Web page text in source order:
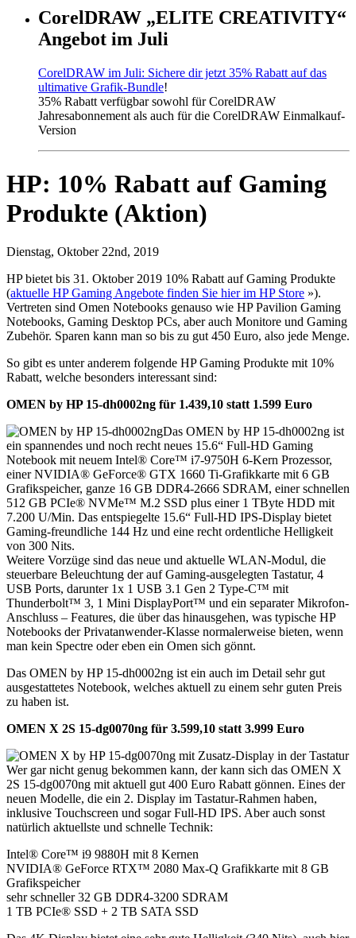
CorelDRAW „ELITE CREATIVITY“
Angebot im Juli
CorelDRAW im Juli: Sichere dir jetzt 35% Rabatt auf das
ultimative Grafik-Bundle!
35% Rabatt verfügbar sowohl für CorelDRAW
Jahresabonnement als auch für die CorelDRAW Einmalkauf-
Version
HP: 10% Rabatt auf Gaming
Produkte (Aktion)
Dienstag, Oktober 22nd, 2019
HP bietet bis 31. Oktober 2019 10% Rabatt auf Gaming Produkte
(aktuelle HP Gaming Angebote finden Sie hier im HP Store »).
Vertreten sind Omen Notebooks genauso wie HP Pavilion Gaming
Notebooks, Gaming Desktop PCs, aber auch Monitore und Gaming
Zubehör. Sparen kann man so bis zu gut 450 Euro, also jede Menge.
So gibt es unter anderem folgende HP Gaming Produkte mit 10%
Rabatt, welche besonders interessant sind:
OMEN by HP 15-dh0002ng für 1.439,10 statt 1.599 Euro
Das OMEN by HP 15-dh0002ng ist
ein spannendes und noch recht neues 15.6“ Full-HD Gaming
Notebook mit neuem Intel® Core™ i7-9750H 6-Kern Prozessor,
einer NVIDIA® GeForce® GTX 1660 Ti-Grafikkarte mit 6 GB
Grafikspeicher, ganze 16 GB DDR4-2666 SDRAM, einer schnellen
512 GB PCIe® NVMe™ M.2 SSD plus einer 1 TByte HDD mit
7.200 U/Min. Das entspiegelte 15.6“ Full-HD IPS-Display bietet
Gaming-freundliche 144 Hz und eine recht ordentliche Helligkeit
von 300 Nits.
Weitere Vorzüge sind das neue und aktuelle WLAN-Modul, die
steuerbare Beleuchtung der auf Gaming-ausgelegten Tastatur, 4
USB Ports, darunter 1x 1 USB 3.1 Gen 2 Type-C™ mit
Thunderbolt™ 3, 1 Mini DisplayPort™ und ein separater Mikrofon-
Anschluss – Features, die über das hinausgehen, was typische HP
Notebooks der Privatanwender-Klasse normalerweise bieten, wenn
man kein Spectre oder eben ein Omen sich gönnt.
Das OMEN by HP 15-dh0002ng ist ein auch im Detail sehr gut
ausgestattetes Notebook, welches aktuell zu einem sehr guten Preis
zu haben ist.
OMEN X 2S 15-dg0070ng für 3.599,10 statt 3.999 Euro
Wer gar nicht genug bekommen kann, der kann sich das OMEN X
2S 15-dg0070ng mit aktuell gut 400 Euro Rabatt gönnen. Eines der
neuen Modelle, die ein 2. Display im Tastatur-Rahmen haben,
inklusive Touchscreen und sogar Full-HD IPS. Aber auch sonst
natürlich aktuellste und schnelle Technik:
Intel® Core™ i9 9880H mit 8 Kernen
NVIDIA® GeForce RTX™ 2080 Max-Q Grafikkarte mit 8 GB
Grafikspeicher
sehr schneller 32 GB DDR4-3200 SDRAM
1 TB PCIe® SSD + 2 TB SATA SSD